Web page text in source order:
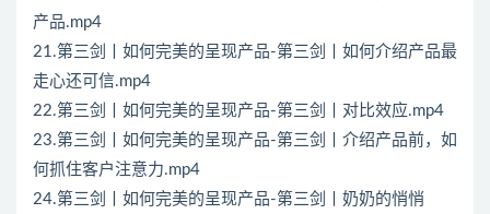
产品.mp4
21.第三剑丨如何完美的呈现产品-第三剑丨如何介绍产品最
走心还可信.mp4
22.第三剑丨如何完美的呈现产品-第三剑丨对比效应.mp4
23.第三剑丨如何完美的呈现产品-第三剑丨介绍产品前，如
何抓住客户注意力.mp4
24.第三剑丨如何完美的呈现产品-第三剑丨奶奶的悄悄